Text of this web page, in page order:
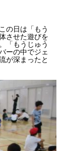
の日は「もう
させた遊びを
「もうじゅう
ーの中でジェ
が深まったと